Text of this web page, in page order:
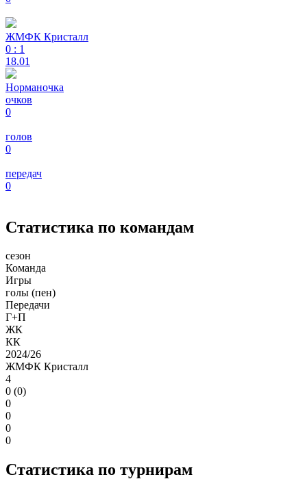
ЖМФК Кристалл
0 : 1
18.01
Норманочка
очков
0
голов
0
передач
0
Статистика по командам
сезон
Команда
Игры
голы (пен)
Передачи
Г+П
ЖК
КК
2024/26
ЖМФК Кристалл
4
0 (0)
0
0
0
0
Статистика по турнирам